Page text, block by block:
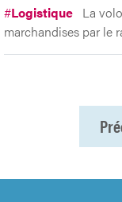
#Logistique La
marchandises par le